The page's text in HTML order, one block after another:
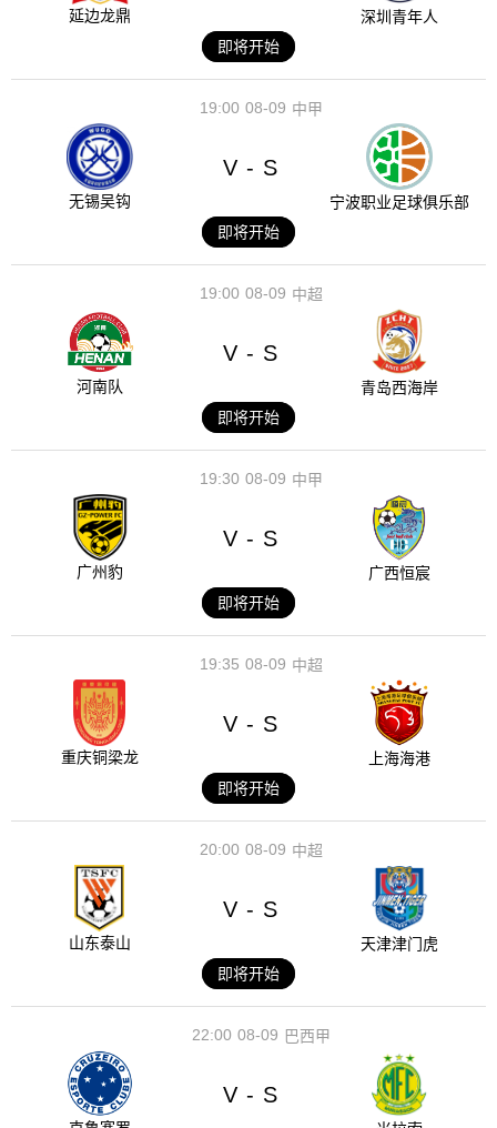
延边龙鼎
深圳青年人
即将开始
08-09
19:00 中甲
无锡吴钩
V - S
宁波职业足球俱乐部
即将开始
08-09
19:00 中超
河南队
V - S
青岛西海岸
即将开始
08-09
19:30 中甲
广州豹
V - S
广西恒宸
即将开始
08-09
19:35 中超
重庆铜梁龙
V - S
上海海港
即将开始
08-09
20:00 中超
山东泰山
V - S
天津津门虎
即将开始
08-09
22:00 巴西甲
V - S